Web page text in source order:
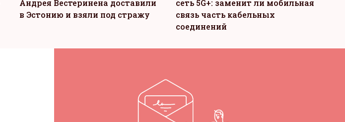
Андрея Вестеринена доставили
в Эстонию и взяли под стражу
сеть 5G+: заменит ли мобильная
связь часть кабельных
соединений